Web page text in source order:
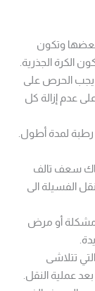
وتكون
الكرة الجذرية.
يجب الحرص على
عدم إزالة كل
رطبة لمدة أطول.
سعف تالف
الفسيلة الى
مشكلة أو مرض
تتلاشى
عملية النقل.